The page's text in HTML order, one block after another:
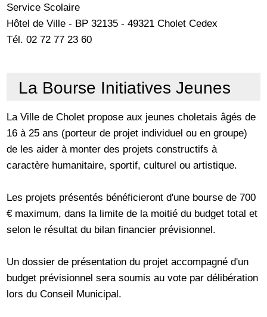
Service Scolaire
Hôtel de Ville - BP 32135 - 49321 Cholet Cedex
Tél. 02 72 77 23 60
La Bourse Initiatives Jeunes
La Ville de Cholet propose aux jeunes choletais âgés de
16 à 25 ans (porteur de projet individuel ou en groupe)
de les aider à monter des projets constructifs à
caractère humanitaire, sportif, culturel ou artistique.
Les projets présentés bénéficieront d'une bourse de 700
€ maximum, dans la limite de la moitié du budget total et
selon le résultat du bilan financier prévisionnel.
Un dossier de présentation du projet accompagné d'un
budget prévisionnel sera soumis au vote par délibération
lors du Conseil Municipal.